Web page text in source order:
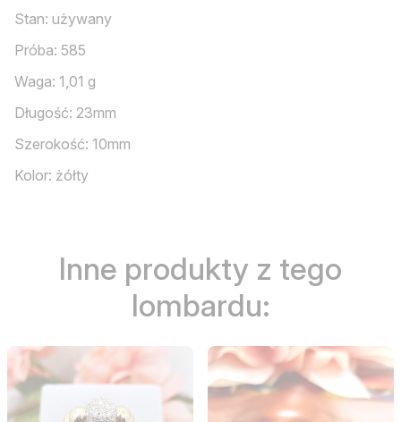
Stan: używany
Próba: 585
Waga: 1,01 g
Długość: 23mm
Szerokość: 10mm
Kolor: żółty
Inne produkty z tego
lombardu: